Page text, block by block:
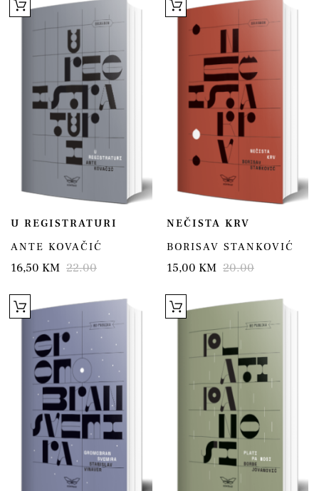
U REGISTRATURI
ANTE KOVAČIĆ
16,50 KM 22.00
NEČISTA KRV
BORISAV STANKOVIĆ
15,00 KM 20.00